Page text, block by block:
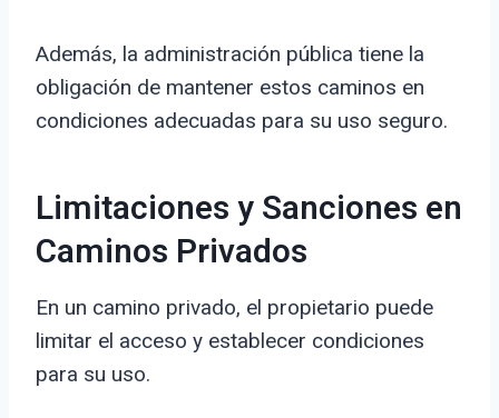
Además, la administración pública tiene la
obligación de mantener estos caminos en
condiciones adecuadas para su uso seguro.
Limitaciones y Sanciones en
Caminos Privados
En un camino privado, el propietario puede
limitar el acceso y establecer condiciones
para su uso.